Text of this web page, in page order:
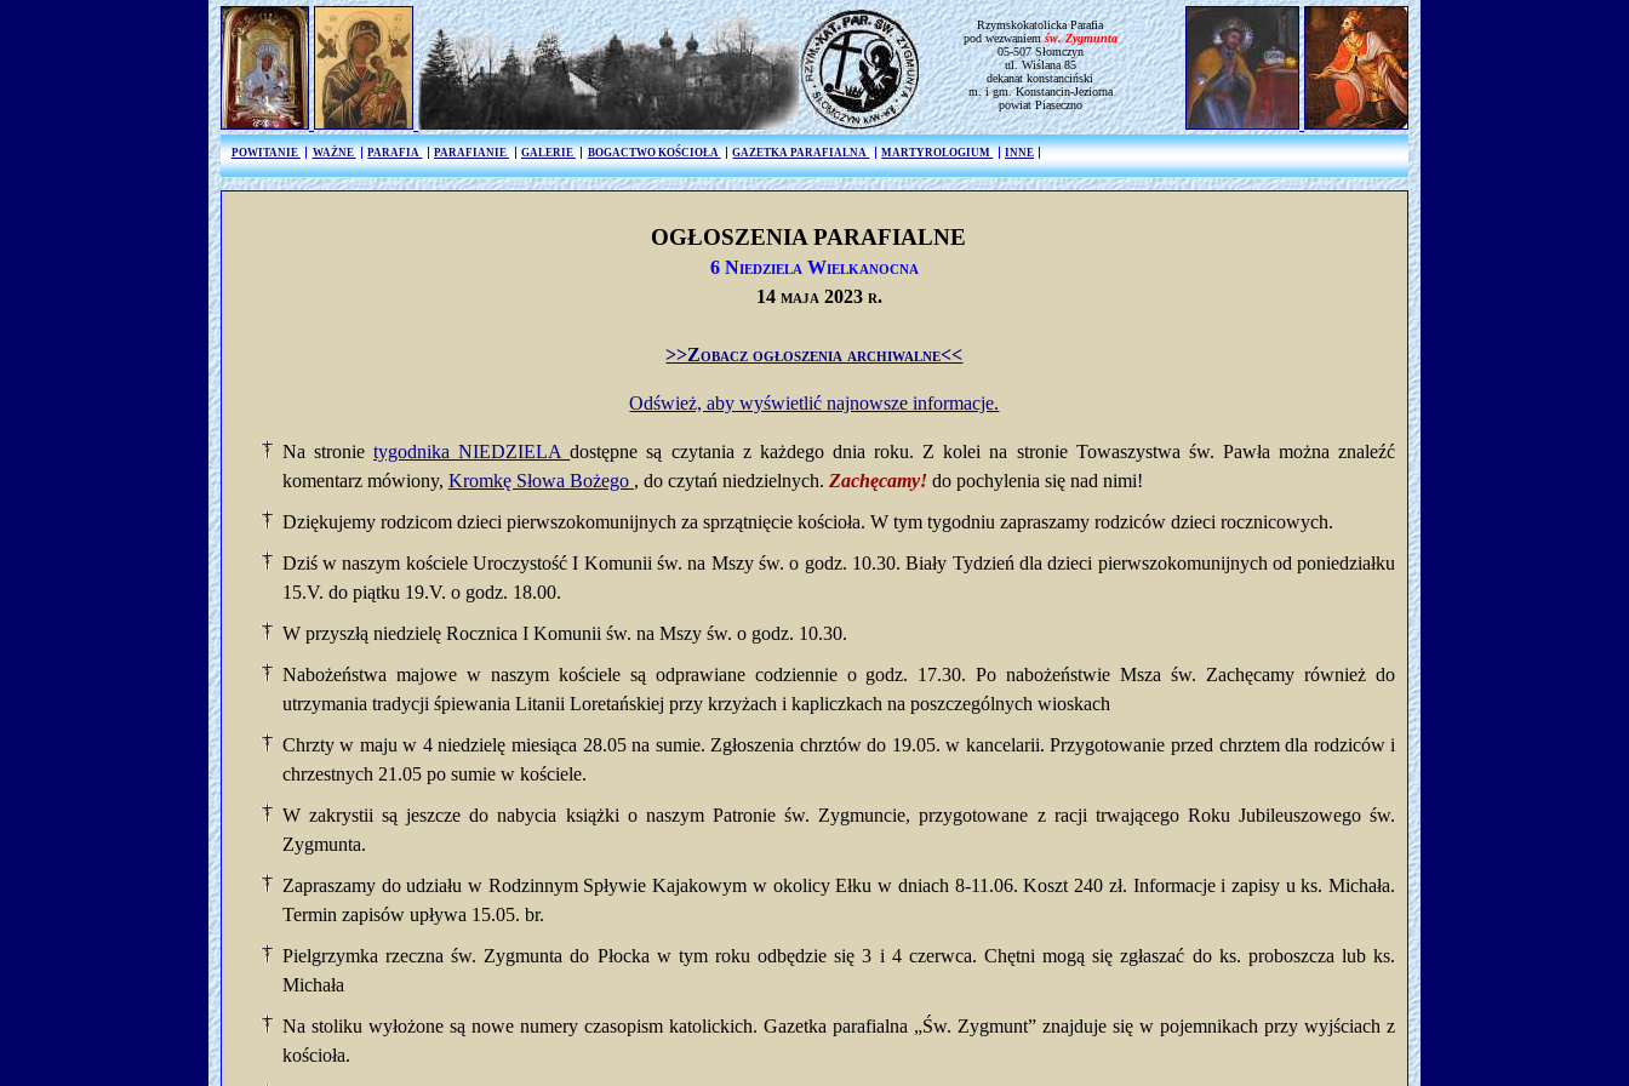
Rzymskokatolicka Parafia
pod wezwaniemśw. Zygmunta
05-507 Słomczyn
ul. Wiślana 85
dekanat konstanciński
m. i gm. Konstancin-Jeziorna
powiat Piaseczno
POWITANIE WAŻNE PARAFIA PARAFIANIE GALERIE BOGACTWO KOŚCIOŁA GAZETKA PARAFIALNA MARTYROLOGIUM INNE
OGŁOSZENIA PARAFIALNE
6 Niedziela Wielkanocna
14 maja 2023 r.
>>Zobacz ogłoszenia archiwalne<<
Odśwież, aby wyświetlić najnowsze informacje.
Na stronietygodnika NIEDZIELAdostępne są czytania z każdego dnia roku. Z kolei na stronie Towaszystwa św. Pawła można znaleźć
komentarz mówiony, Kromkę Słowa Bożego , do czytań niedzielnych. Zachęcamy! do pochylenia się nad nimi!
Dziękujemy rodzicom dzieci pierwszokomunijnych za sprzątnięcie kościoła. W tym tygodniu zapraszamy rodziców dzieci rocznicowych.
Dziś w naszym kościele Uroczystość I Komunii św. na Mszy św. o godz. 10.30. Biały Tydzień dla dzieci pierwszokomunijnych od poniedziałku
15.V. do piątku 19.V. o godz. 18.00.
W przyszłą niedzielę Rocznica I Komunii św. na Mszy św. o godz. 10.30.
Nabożeństwa majowe w naszym kościele są odprawiane codziennie o godz. 17.30. Po nabożeństwie Msza św. Zachęcamy również do
utrzymania tradycji śpiewania Litanii Loretańskiej przy krzyżach i kapliczkach na poszczególnych wioskach
Chrzty w maju w 4 niedzielę miesiąca 28.05 na sumie. Zgłoszenia chrztów do 19.05. w kancelarii. Przygotowanie przed chrztem dla rodziców i
chrzestnych 21.05 po sumie w kościele.
W zakrystii są jeszcze do nabycia książki o naszym Patronie św. Zygmuncie, przygotowane z racji trwającego Roku Jubileuszowego św.
Zygmunta.
Zapraszamy do udziału w Rodzinnym Spływie Kajakowym w okolicy Ełku w dniach 8-11.06. Koszt 240 zł. Informacje i zapisy u ks. Michała.
Termin zapisów upływa 15.05. br.
Pielgrzymka rzeczna św. Zygmunta do Płocka w tym roku odbędzie się 3 i 4 czerwca. Chętni mogą się zgłaszać do ks. proboszcza lub ks.
Michała
Na stoliku wyłożone są nowe numery czasopism katolickich. Gazetka parafialna „Św. Zygmunt” znajduje się w pojemnikach przy wyjściach z
kościoła.